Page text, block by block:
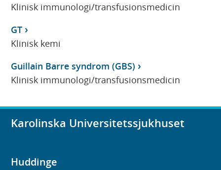
Klinisk immunologi/transfusionsmedicin
GT
Klinisk kemi
Guillain Barre syndrom (GBS)
Klinisk immunologi/transfusionsmedicin
Karolinska Universitetssjukhuset
Huddinge